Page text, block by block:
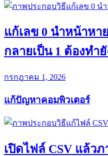
แก้เลข 0 นำหน้าหา
กลายเป็น 1 ต้องทำยั
กรกฎาคม 1, 2026
แก้ปัญหาคอมพิวเตอร์
เปิดไฟล์ CSV แล้ว